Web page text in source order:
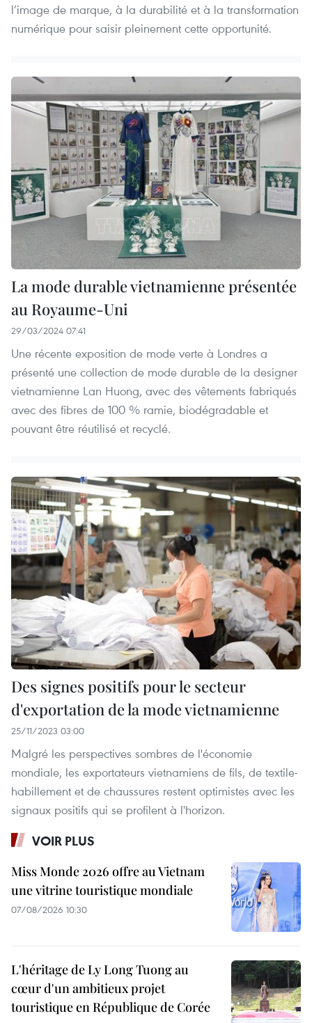
l’image de marque, à la durabilité et à la transformation
numérique pour saisir pleinement cette opportunité.
La mode durable vietnamienne présentée
au Royaume-Uni
29/03/2024 07:41
Une récente exposition de mode verte à Londres a
présenté une collection de mode durable de la designer
vietnamienne Lan Huong, avec des vêtements fabriqués
avec des fibres de 100 % ramie, biodégradable et
pouvant être réutilisé et recyclé.
Des signes positifs pour le secteur
d'exportation de la mode vietnamienne
25/11/2023 03:00
Malgré les perspectives sombres de l'économie
mondiale, les exportateurs vietnamiens de fils, de textile-
habillement et de chaussures restent optimistes avec les
signaux positifs qui se profilent à l'horizon.
VOIR PLUS
Miss Monde 2026 offre au Vietnam
une vitrine touristique mondiale
07/08/2026 10:30
L'héritage de Ly Long Tuong au
cœur d'un ambitieux projet
touristique en République de Corée